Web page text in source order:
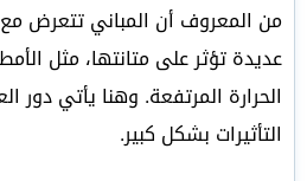
من المعروف أن المباني تتعرض
عديدة تؤثر على متانتها، مثل
الحرارة المرتفعة. وهنا يأتي دور
التأثيرات بشكل كبير.